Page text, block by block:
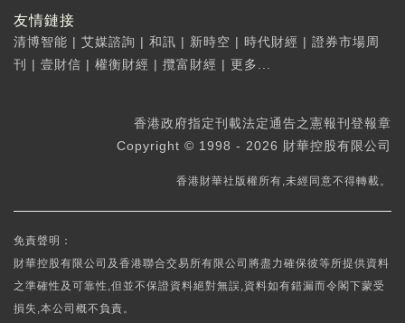
友情鏈接
清博智能 | 艾媒諮詢 | 和訊 | 新時空 | 時代財經 | 證券市場周
刊
| 壹財信 | 權衡財經 | 攬富財經 | 更多...
香港政府指定刊載法定通告之憲報刊登報章
Copyright © 1998 - 2026 財華控股有限公司
香港財華社版權所有,未經同意不得轉載。
免責聲明：
財華控股有限公司及香港聯合交易所有限公司將盡力確保彼等所提供資料
之準確性及可靠性,但並不保證資料絕對無誤,資料如有錯漏而令閣下蒙受
損失,本公司概不負責。